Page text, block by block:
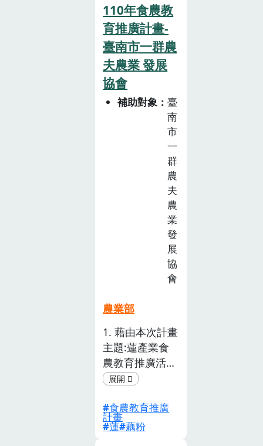
「跟著節氣種田
趣、STEAM 玉
米園、鄉間廚房
藝術趣、低碳排
零廢棄SDGs玉
米 園、找回真
食物、歡樂嘉年
集」。 「做中
學」實作印証，
「坐中學」課堂
上知識。孩子們
完整紮實地經歷
一個玉米生命週
期。對學員 產
生影響力，行為
有具體改變!擁
權」，達成聯合
SDG 12 :「責任
消費 及生
產」。
110年食農教
育推廣計畫-
臺南市一群農
夫農業 發展
協會
補助對象
臺
南
市
一
群
農
夫
農
業
發
展
協
會
農業部
1. 藉由本次計畫
主題:蓮產業食
農教育推廣活
動，辦理白河區
程，以佔 白河
區14歲以下學童
食農教育推廣
計畫
蓮 藕粉